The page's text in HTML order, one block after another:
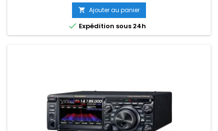
 Ajouter au panier
 Expédition sous 24h